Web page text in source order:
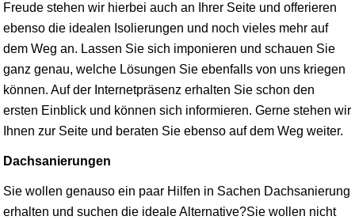
Freude stehen wir hierbei auch an Ihrer Seite und offerieren
ebenso die idealen Isolierungen und noch vieles mehr auf
dem Weg an. Lassen Sie sich imponieren und schauen Sie
ganz genau, welche Lösungen Sie ebenfalls von uns kriegen
können. Auf der Internetpräsenz erhalten Sie schon den
ersten Einblick und können sich informieren. Gerne stehen wir
Ihnen zur Seite und beraten Sie ebenso auf dem Weg weiter.
Dachsanierungen
Sie wollen genauso ein paar Hilfen in Sachen Dachsanierung
erhalten und suchen die ideale Alternative?Sie wollen nicht